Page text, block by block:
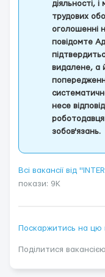
діяльності,
трудових
оголошенні
повідомте
видалене, а
несе
зобов'язань.
Всі вакансії від
покази: 9K
Поскаржитись на цю
Поділитися